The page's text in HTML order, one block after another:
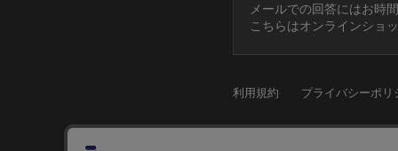
メールでの回答にはお時
こちらはオンラインショ
利用規約 プライバシーポリ